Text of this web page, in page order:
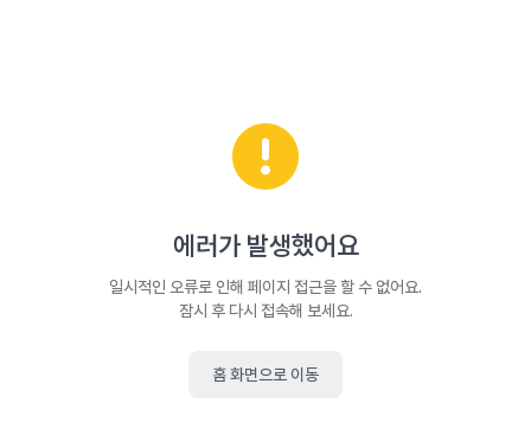
에러가 발생했어요
일시적인 오류로 인해 페이지 접근을 할 수 없어요.
잠시 후 다시 접속해 보세요.
홈 화면으로 이동